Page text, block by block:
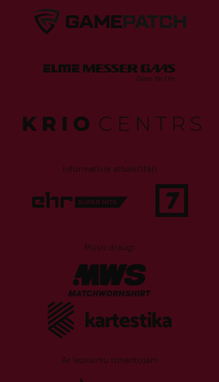
Informatīvie atbalstītāji
Mūsu draugi
Ar lepnumu izmantojam